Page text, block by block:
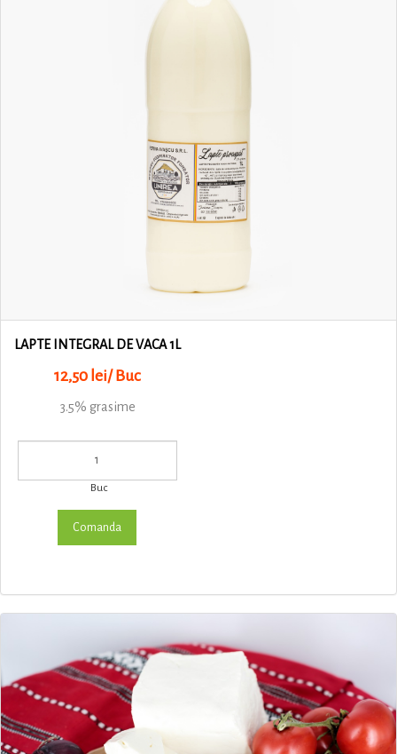
LAPTE INTEGRAL DE VACA 1L
12,50 lei/ Buc
3.5% grasime
Buc